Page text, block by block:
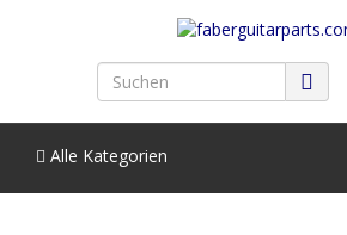
Alle Kategorien